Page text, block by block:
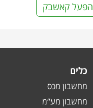
הפעל קאשבק
כלים
מחשבון מכס
מחשבון מע“מ